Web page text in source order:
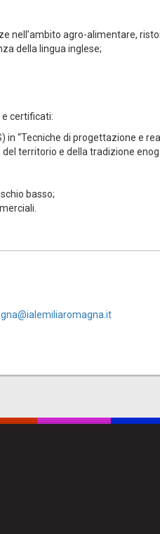
nell’ambito agro-alimentare,
della lingua inglese;
certificati:
“Tecniche di progettazione e
territorio e della tradizione
basso;